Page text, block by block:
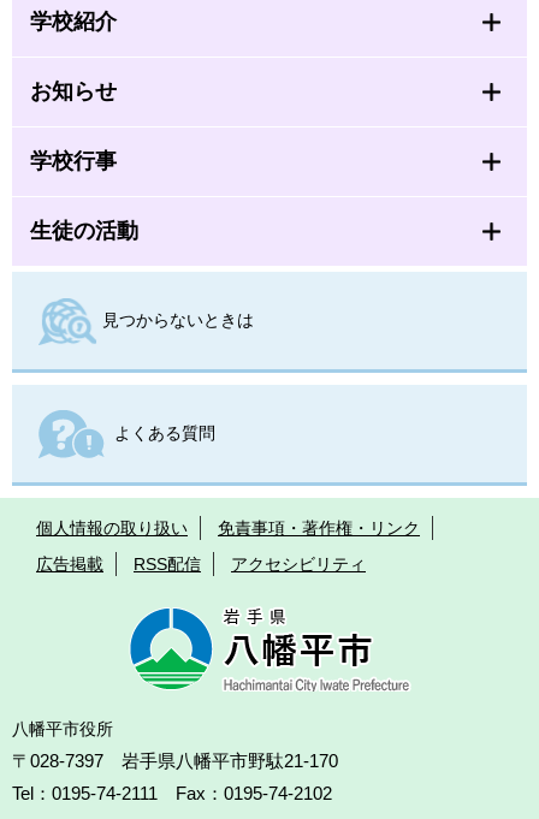
学校紹介
お知らせ
学校行事
生徒の活動
見つからないときは
よくある質問
個人情報の取り扱い
免責事項・著作権・リンク
広告掲載
RSS配信 アクセシビリティ
八幡平市役所
〒028-7397 岩手県八幡平市野駄21-170
Tel：0195-74-2111 Fax：0195-74-2102